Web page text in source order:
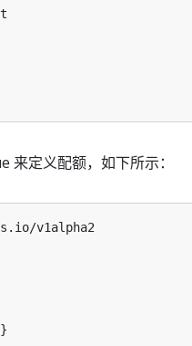
定义配额，如下所示：
v1alpha2